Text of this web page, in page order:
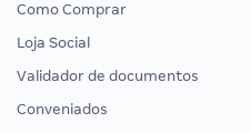
Como Comprar
Loja Social
Validador de documentos
Conveniados